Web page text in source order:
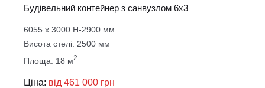
Будівельний контейнер з санвузлом 6х3
6055 х 3000 Н-2900 мм
Висота стелі: 2500 мм
Площа: 18 м2
Ціна: від 461 000 грн